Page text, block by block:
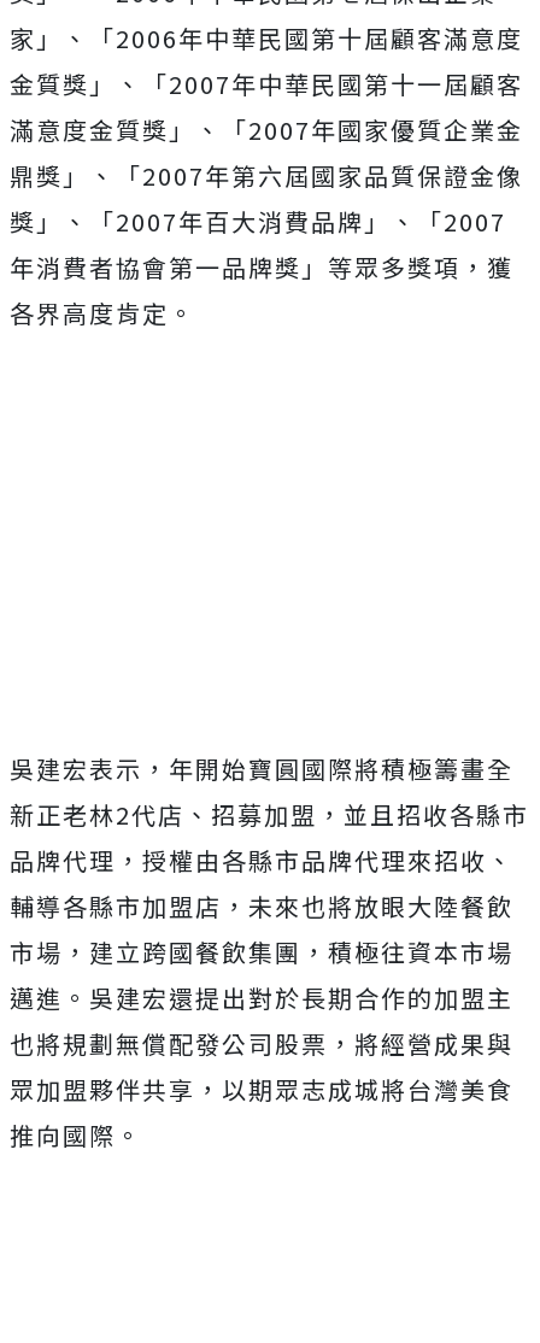
家」、「2006年中華民國第十屆顧客滿意度
金質獎」、「2007年中華民國第十一屆顧客
滿意度金質獎」、「2007年國家優質企業金
鼎獎」、「2007年第六屆國家品質保證金像
獎」、「2007年百大消費品牌」、「2007
年消費者協會第一品牌獎」等眾多獎項，獲
各界高度肯定。
吳建宏表示，年開始寶圓國際將積極籌畫全
新正老林2代店、招募加盟，並且招收各縣市
品牌代理，授權由各縣市品牌代理來招收、
輔導各縣市加盟店，未來也將放眼大陸餐飲
市場，建立跨國餐飲集團，積極往資本市場
邁進。吳建宏還提出對於長期合作的加盟主
也將規劃無償配發公司股票，將經營成果與
眾加盟夥伴共享，以期眾志成城將台灣美食
推向國際。